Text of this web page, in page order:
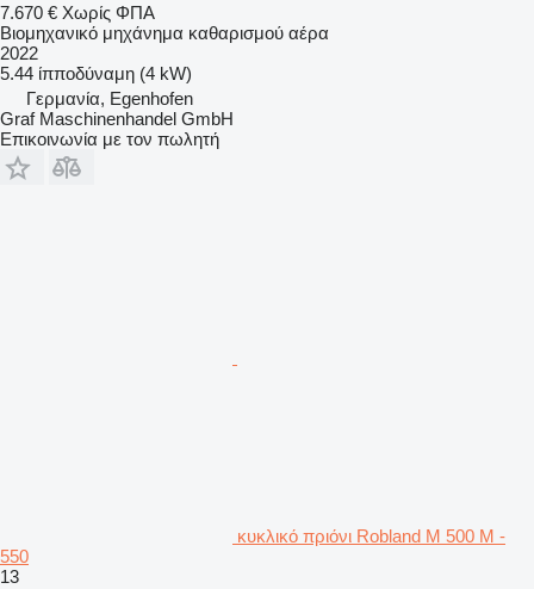
7.670 € Χωρίς ΦΠΑ
Βιομηχανικό μηχάνημα καθαρισμού αέρα
2022
5.44 ίπποδύναμη (4 kW)
Γερμανία, Egenhofen
Graf Maschinenhandel GmbH
Επικοινωνία με τον πωλητή
κυκλικό πριόνι Robland M 500 M -
550
13